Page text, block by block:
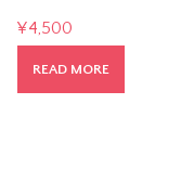
¥4,500
READ MORE